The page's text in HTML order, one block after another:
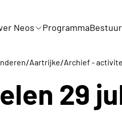
Neos Programma
/Aartrijke/Archief -
29